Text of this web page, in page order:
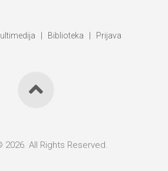
Biblioteka Prijava
2026. All Rights Reserved.